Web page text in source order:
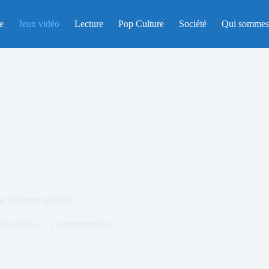
Jeux vidéo Lecture Pop Culture Société Qui